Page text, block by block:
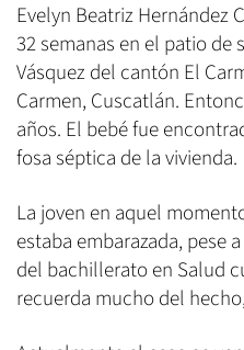
Evelyn Beatriz Hernández
32 semanas en el patio de
Vásquez del cantón El
Carmen, Cuscatlán.
años. El bebé fue
fosa séptica de la vivienda.
La joven en aquel
estaba embarazada, pese
del bachillerato en Salud
recuerda mucho del